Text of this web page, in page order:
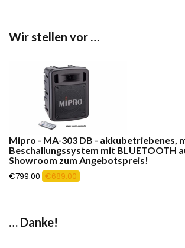
Wir stellen vor …
Mipro - MA-303 DB - akkubetriebenes,
Beschallungssystem mit BLUETOOTH
Showroom zum Angebotspreis!
€799.00Ursprünglicher
€689.00 Aktueller
… Danke!